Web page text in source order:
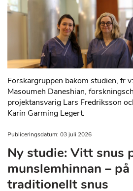
Forskargruppen bakom studien, fr
Masoumeh Daneshian,
projektansvarig Lars Fredriksson
Karin Garming Legert.
Publiceringsdatum: 03 juli 2026
Ny studie: Vitt snus
munslemhinnan –
traditionellt snus